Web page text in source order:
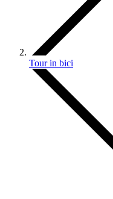
Tour in bici